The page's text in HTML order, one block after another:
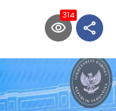
314